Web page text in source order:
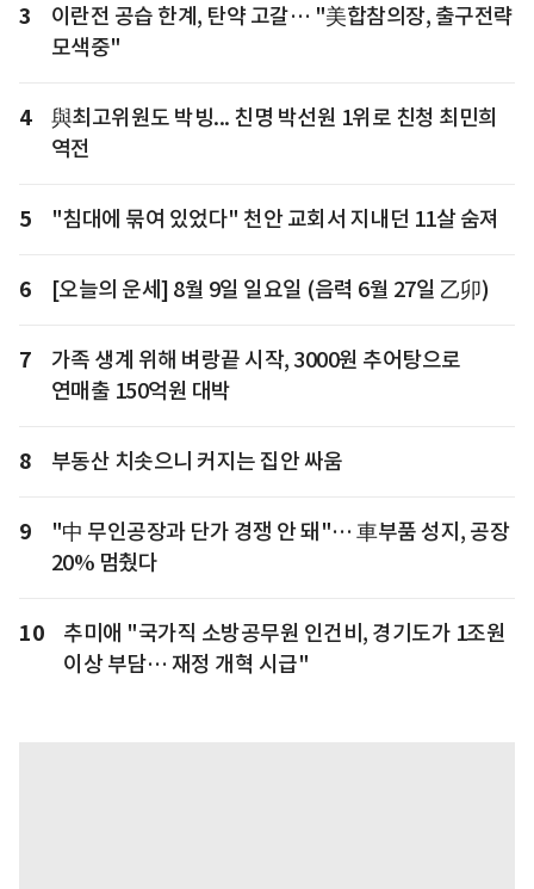
3
이란전 공습 한계, 탄약 고갈… "美합참의장, 출구전략
모색중"
4
與최고위원도 박빙... 친명 박선원 1위로 친청 최민희
역전
5 "침대에 묶여 있었다" 천안 교회서 지내던 11살 숨져
6 [오늘의 운세] 8월 9일 일요일 (음력 6월 27일 乙卯)
7
가족 생계 위해 벼랑끝 시작, 3000원 추어탕으로
연매출 150억원 대박
8 부동산 치솟으니 커지는 집안 싸움
9
"中 무인공장과 단가 경쟁 안 돼"… 車부품 성지, 공장
20% 멈췄다
10
추미애 "국가직 소방공무원 인건비, 경기도가 1조원
이상 부담… 재정 개혁 시급"